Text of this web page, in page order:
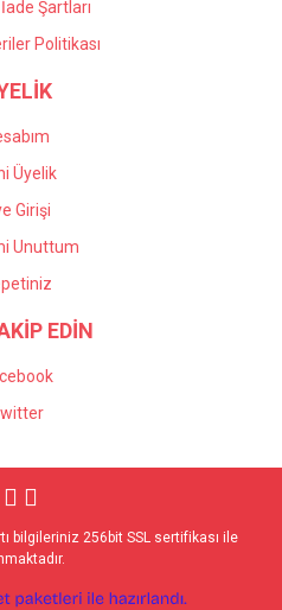
Şartları
Politikası
Üyelik
Girişi
Unuttum
EDİN
bilgileriniz 256bit SSL sertifikası ile
e-